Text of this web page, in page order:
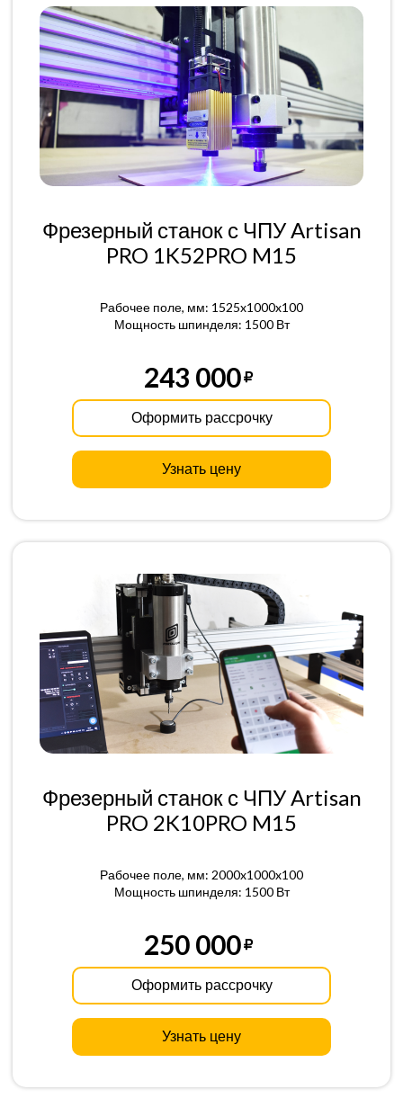
Фрезерный станок с ЧПУ Artisan
PRO 1K52PRO M15
Рабочее поле, мм: 1525x1000x100
Мощность шпинделя: 1500 Вт
243 000
Оформить рассрочку
Узнать цену
Фрезерный станок с ЧПУ Artisan
PRO 2K10PRO M15
Рабочее поле, мм: 2000x1000x100
Мощность шпинделя: 1500 Вт
250 000
Оформить рассрочку
Узнать цену